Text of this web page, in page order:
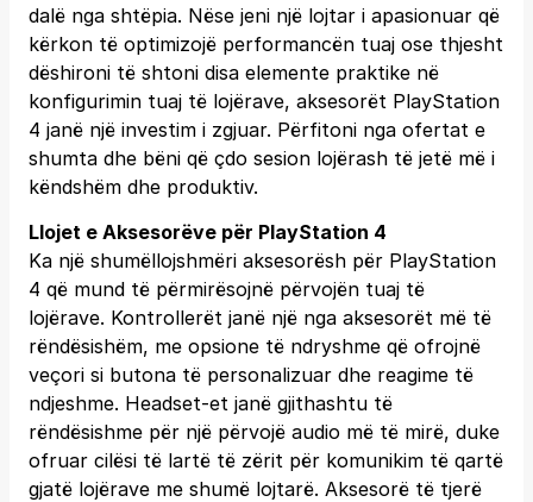
dalë nga shtëpia. Nëse jeni një lojtar i apasionuar që
kërkon të optimizojë performancën tuaj ose thjesht
dëshironi të shtoni disa elemente praktike në
konfigurimin tuaj të lojërave, aksesorët PlayStation
4 janë një investim i zgjuar. Përfitoni nga ofertat e
shumta dhe bëni që çdo sesion lojërash të jetë më i
këndshëm dhe produktiv.
Llojet e Aksesorëve për PlayStation 4
Ka një shumëllojshmëri aksesorësh për PlayStation
4 që mund të përmirësojnë përvojën tuaj të
lojërave. Kontrollerët janë një nga aksesorët më të
rëndësishëm, me opsione të ndryshme që ofrojnë
veçori si butona të personalizuar dhe reagime të
ndjeshme. Headset-et janë gjithashtu të
rëndësishme për një përvojë audio më të mirë, duke
ofruar cilësi të lartë të zërit për komunikim të qartë
gjatë lojërave me shumë lojtarë. Aksesorë të tjerë